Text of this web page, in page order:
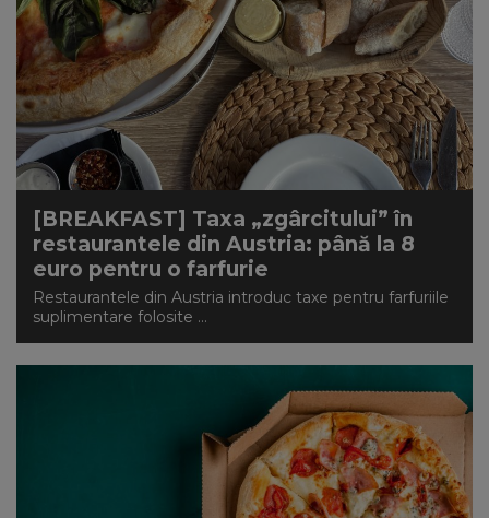
DANCEFLOOR CHART
RADIO ACADEMY
NEWS
CONTUL MEU
[BREAKFAST] Taxa „zgârcitului” în
restaurantele din Austria: până la 8
euro pentru o farfurie
Restaurantele din Austria introduc taxe pentru farfuriile
suplimentare folosite ...